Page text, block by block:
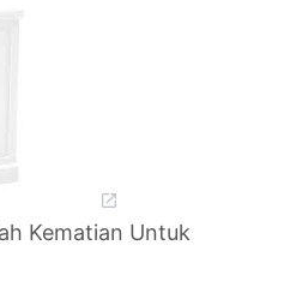
Kematian Untuk